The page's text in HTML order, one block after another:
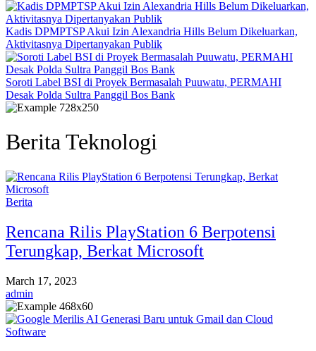
Kadis DPMPTSP Akui Izin Alexandria Hills Belum Dikeluarkan,
Aktivitasnya Dipertanyakan Publik
Soroti Label BSI di Proyek Bermasalah Puuwatu, PERMAHI
Desak Polda Sultra Panggil Bos Bank
Berita Teknologi
Berita
Rencana Rilis PlayStation 6 Berpotensi
Terungkap, Berkat Microsoft
March 17, 2023
admin